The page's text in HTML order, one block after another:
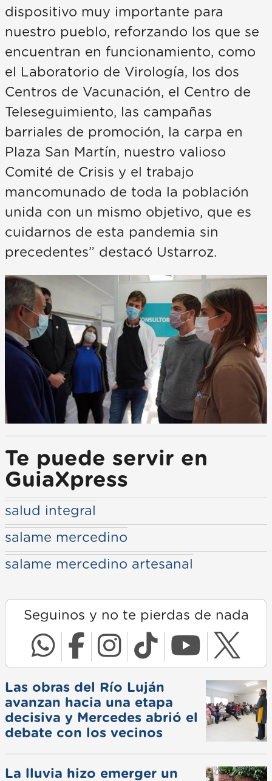
dispositivo muy importante para
nuestro pueblo, reforzando los que se
encuentran en funcionamiento, como
el Laboratorio de Virología, los dos
Centros de Vacunación, el Centro de
Teleseguimiento, las campañas
barriales de promoción, la carpa en
Plaza San Martín, nuestro valioso
Comité de Crisis y el trabajo
mancomunado de toda la población
unida con un mismo objetivo, que es
cuidarnos de esta pandemia sin
precedentes” destacó Ustarroz.
Te puede servir en
GuiaXpress
salud integral
salame mercedino
salame mercedino artesanal
Seguinos y no te pierdas de nada
Las obras del Río Luján
avanzan hacia una etapa
decisiva y Mercedes abrió el
debate con los vecinos
La lluvia hizo emerger un